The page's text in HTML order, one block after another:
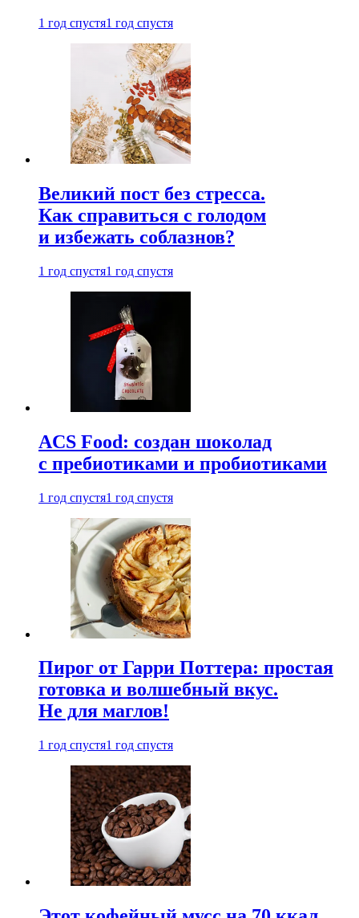
1 год спустя1 год спустя
Великий пост без стресса.
Как справиться с голодом
и избежать соблазнов?
1 год спустя1 год спустя
ACS Food: создан шоколад
с пребиотиками и пробиотиками
1 год спустя1 год спустя
Пирог от Гарри Поттера: простая
готовка и волшебный вкус.
Не для маглов!
1 год спустя1 год спустя